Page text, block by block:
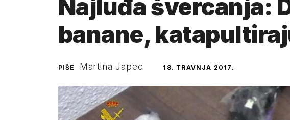
Najluđa švercanja:
banane,
PIŠE Martina Japec 18. TRAVNJA 2017.